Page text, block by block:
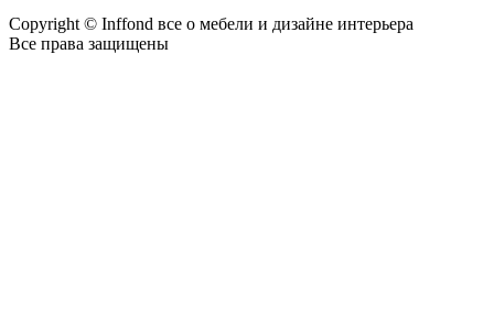
Copyright © Inffond все о мебели и дизайне интерьера
Все права защищены